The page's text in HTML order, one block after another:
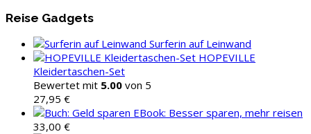
Reise Gadgets
Surferin auf Leinwand
HOPEVILLE
Kleidertaschen-Set
Bewertet mit 5.00 von 5
27,95 €
EBook: Besser sparen, mehr reisen
33,00 €